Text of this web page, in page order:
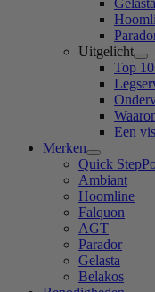
Uitgelicht
Top
Een
Merken
Quick Step
Ambiant
Hoomline
Falquon
AGT
Parador
Gelasta
Belakos